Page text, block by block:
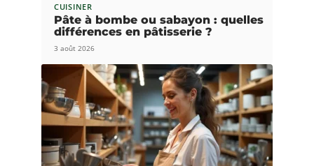
CUISINER
Pâte à bombe ou sabayon : quelles
différences en pâtisserie ?
3 août 2026